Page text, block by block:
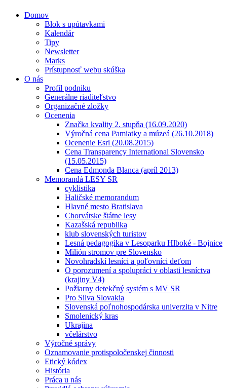
Domov
Blok s upútavkami
Kalendár
Tipy
Newsletter
Marks
Prístupnosť webu skúška
O nás
Profil podniku
Generálne riaditeľstvo
Organizačné zložky
Ocenenia
Značka kvality 2. stupňa (16.09.2020)
Výročná cena Pamiatky a múzeá (26.10.2018)
Ocenenie Esri (20.08.2015)
Cena Transparency International Slovensko
(15.05.2015)
Cena Edmonda Blanca (apríl 2013)
Memorandá LESY SR
cyklistika
Haličské memorandum
Hlavné mesto Bratislava
Chorvátske štátne lesy
Kazašská republika
klub slovenských turistov
Lesná pedagogika v Lesoparku Hlboké - Bojnice
Milión stromov pre Slovensko
Novohradskí lesníci a poľovníci deťom
O porozumení a spolupráci v oblasti lesníctva
(krajiny V4)
Požiarny detekčný systém s MV SR
Pro Silva Slovakia
Slovenská poľnohospodárska univerzita v Nitre
Smolenický kras
Ukrajina
včelárstvo
Výročné správy
Oznamovanie protispoločenskej činnosti
Etický kódex
História
Práca u nás